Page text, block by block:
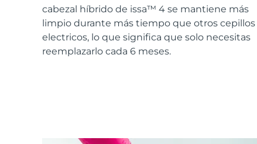
cabezal híbrido de issa™ 4 se mantiene más
limpio durante más tiempo que otros cepillos
electricos, lo que significa que solo necesitas
reemplazarlo cada 6 meses.
All acne treatment devices
All revitalizing eye massagers
Cuidado de la piel KIWI™
Serum
For healthy hair
issa™ Teeth Whitening Gel
18% PAP
Cosméticos Hombres